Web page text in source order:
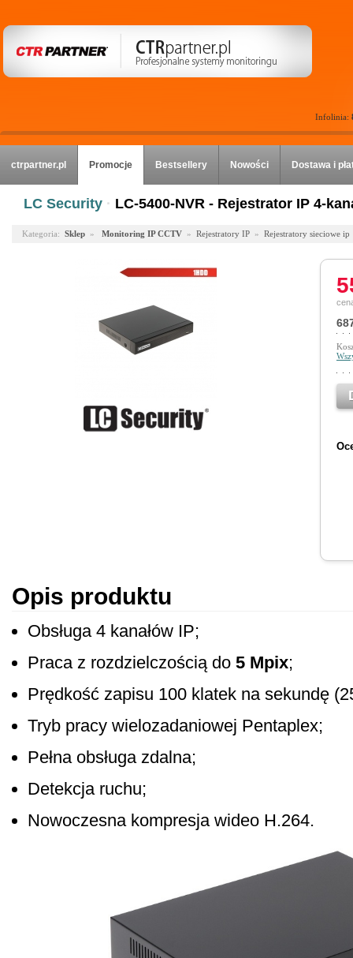
Infolinia:
ctrpartner.pl Promocje Bestsellery Nowości Dostawa i
LC Security · LC-5400-NVR - Rejestrator IP 4-
Kategoria: Sklep » Monitoring IP CCTV » Rejestratory IP » Rejestratory sieciowe ip
Opis produktu
Obsługa 4 kanałów IP;
Praca z rozdzielczością do 5 Mpix;
Prędkość zapisu 100 klatek na sekundę
Tryb pracy wielozadaniowej Pentaplex;
Pełna obsługa zdalna;
Detekcja ruchu;
Nowoczesna kompresja wideo H.264.